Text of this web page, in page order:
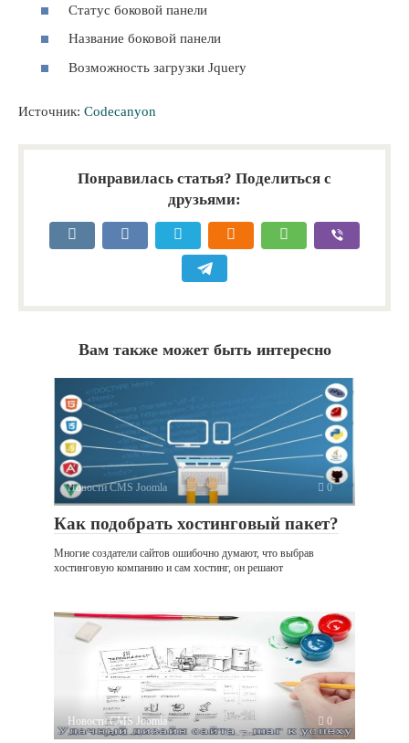
Статус боковой панели
Название боковой панели
Возможность загрузки Jquery
Источник: Codecanyon
Понравилась статья? Поделиться с
друзьями:
Вам также может быть интересно
Новости CMS Joomla 0
Как подобрать хостинговый пакет?
Многие создатели сайтов ошибочно думают, что выбрав
хостинговую компанию и сам хостинг, он решают
Новости CMS Joomla 0